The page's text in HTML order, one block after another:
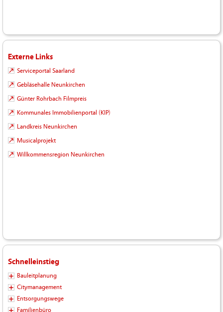
Externe Links
Serviceportal Saarland
Gebläsehalle Neunkirchen
Günter Rohrbach Filmpreis
Kommunales Immobilienportal (KIP)
Landkreis Neunkirchen
Musicalprojekt
Willkommensregion Neunkirchen
Schnelleinstieg
Bauleitplanung
Citymanagement
Entsorgungswege
Familienbüro